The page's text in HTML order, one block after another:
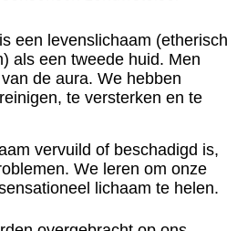
een levenslichaam (etherisch
als een tweede huid. Men
de aura. We hebben
te versterken en te
vervuild of beschadigd is,
We leren om onze
lichaam te helen.